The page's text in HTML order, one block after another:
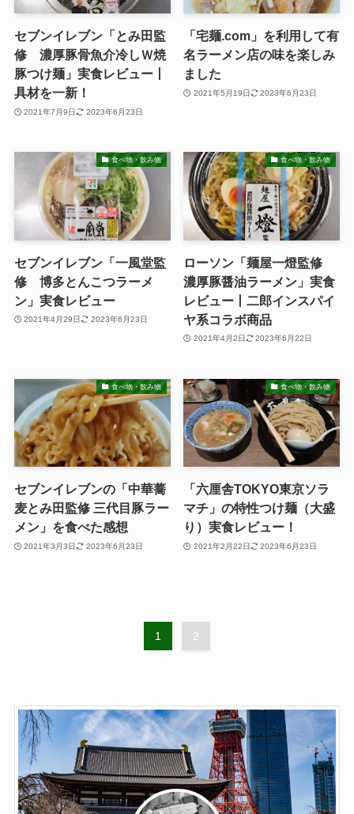
セブンイレブン「とみ田監
修 濃厚豚骨魚介冷しＷ焼
豚つけ麺」実食レビュー丨
具材を一新！
2021年7月9日 2023年6月23日
「宅麺.com」を利用して有
名ラーメン店の味を楽しみ
ました
2021年5月19日 2023年6月23日
食べ物・飲み物
セブンイレブン「一風堂監
修 博多とんこつラーメ
ン」実食レビュー
2021年4月29日 2023年6月23日
食べ物・飲み物
ローソン「麺屋一燈監修
濃厚豚醤油ラーメン」実食
レビュー丨二郎インスパイ
ヤ系コラボ商品
2021年4月2日 2023年6月22日
食べ物・飲み物
セブンイレブンの「中華蕎
麦とみ田監修 三代目豚ラー
メン」を食べた感想
2021年3月3日 2023年6月23日
食べ物・飲み物
「六厘舎TOKYO東京ソラ
マチ」の特性つけ麺（大盛
り）実食レビュー！
2021年2月22日 2023年6月23日
1 2